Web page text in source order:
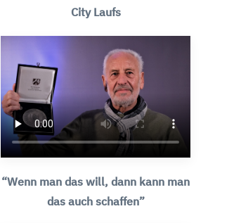
City Laufs
“Wenn man das will, dann kann man
das auch schaffen”